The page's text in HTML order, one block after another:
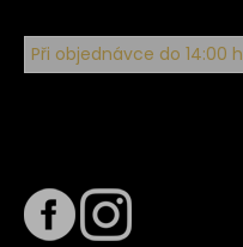
Při objednávce do 14:00 h